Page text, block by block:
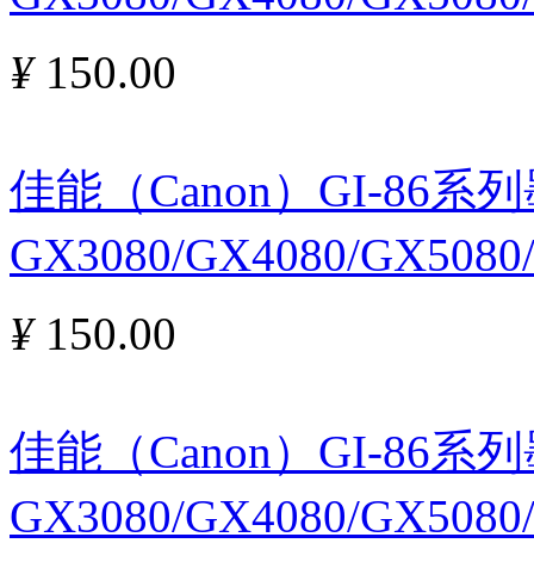
¥150.00
佳能（Canon）GI-86系
GX3080/GX4080/
¥150.00
佳能（Canon）GI-86系
GX3080/GX4080/